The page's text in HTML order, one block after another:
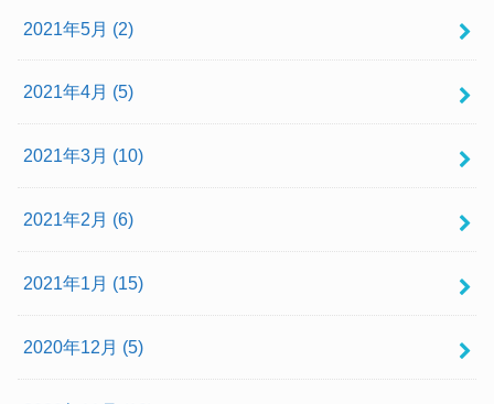
2021年5月 (2)
2021年4月 (5)
2021年3月 (10)
2021年2月 (6)
2021年1月 (15)
2020年12月 (5)